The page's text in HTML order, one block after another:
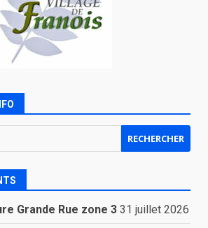
Grande Rue zone 3 31 juillet 2026